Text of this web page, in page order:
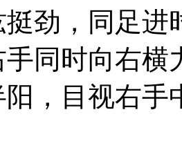
劲，同足进
手同时向右
，目视右手